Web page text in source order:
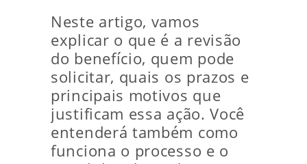
Neste artigo, vamos
explicar o que é a revisão
do benefício, quem pode
solicitar, quais os prazos e
principais motivos que
justificam essa ação. Você
entenderá também como
funciona o processo e o